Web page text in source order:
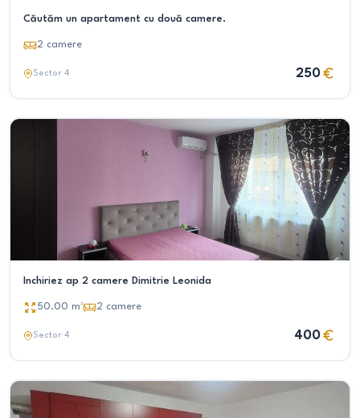
Căutăm un apartament cu două camere.
2 camere
Sector 4 250
Inchiriez ap 2 camere Dimitrie Leonida
50.00 m² 2 camere
Sector 4 400